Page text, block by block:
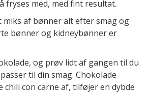
fryses med, med fint resultat.
miks af bønner alt efter smag og
bønner og kidneybønner er
og prøv lidt af gangen til du
til din smag. Chokolade
chili con carne af, tilføjer en dybde